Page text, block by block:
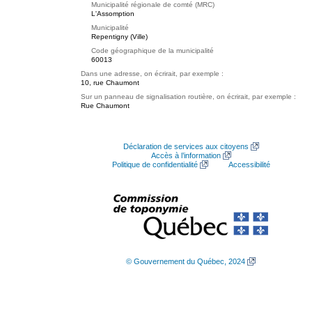
Municipalité régionale de comté (MRC)
L'Assomption
Municipalité
Repentigny (Ville)
Code géographique de la municipalité
60013
Dans une adresse, on écrirait, par exemple :
10, rue Chaumont
Sur un panneau de signalisation routière, on écrirait, par exemple :
Rue Chaumont
Déclaration de services aux citoyens
Accès à l’information
Politique de confidentialité
Accessibilité
© Gouvernement du Québec, 2024